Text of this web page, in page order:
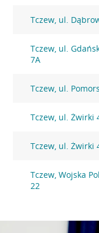
Tczew, ul.
Tczew, ul.
7A
Tczew, ul.
Tczew, ul. Żwirki
Tczew, ul. Żwirki
Tczew, Wojska
22